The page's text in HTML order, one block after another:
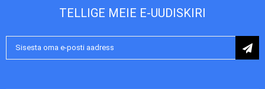
päeva jooksul. Hoidke toodet jahedas, kuivas kohas, eemal otsesest
päikesevalgusest. Söötmisnormid vaata pakendil olevast tabelist.
TELLIGE MEIE E-UUDISKIRI